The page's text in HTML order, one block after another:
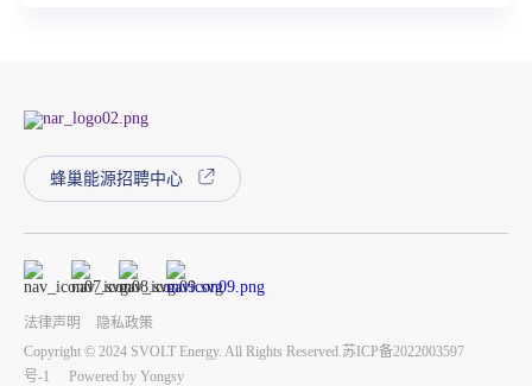
蜂巢能源招聘中心
Copyright © 2024 SVOLT Energy. All Rights Reserved.苏ICP备2022003597
号-1
Powered by Yongsy
法律声明 隐私政策